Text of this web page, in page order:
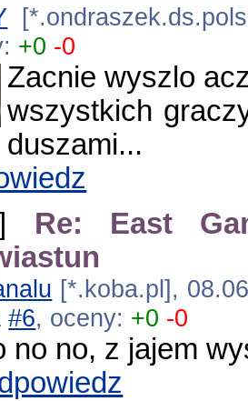
+0 -0
Zacnie wyszlo
wszystkich
duszami...
Re: East
[*.koba.pl],
#6, oceny: +0 -0
no no, z jajem